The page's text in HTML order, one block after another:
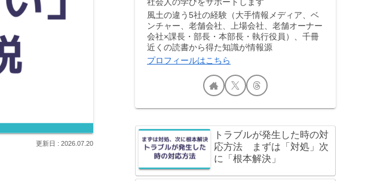
2026.07.20
風土の違う5社の経験（大手情報メディア、ベ
ンチャー、老舗会社、上場会社、老舗オーナー
会社×課長・部長・本部長・執行役員）、千冊
近くの読書から得た知識が情報源
プロフィールはこちら
トラブルが発生した時の対
応方法 まずは「対処」次
に「根本解決」